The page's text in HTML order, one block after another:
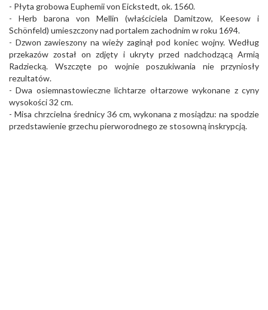
- Płyta grobowa Euphemii von Eickstedt, ok. 1560.
- Herb barona von Mellin (właściciela Damitzow, Keesow i
Schönfeld) umieszczony nad portalem zachodnim w roku 1694.
- Dzwon zawieszony na wieży zaginął pod koniec wojny. Według
przekazów został on zdjęty i ukryty przed nadchodzącą Armią
Radziecką. Wszczęte po wojnie poszukiwania nie przyniosły
rezultatów.
- Dwa osiemnastowieczne lichtarze ołtarzowe wykonane z cyny
wysokości 32 cm.
- Misa chrzcielna średnicy 36 cm, wykonana z mosiądzu: na spodzie
przedstawienie grzechu pierworodnego ze stosowną inskrypcją.